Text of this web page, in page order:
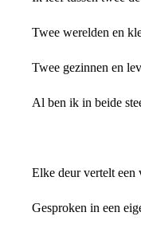
Twee werelden en
Twee gezinnen en
Al ben ik in beide
Elke deur vertelt een
Gesproken in een